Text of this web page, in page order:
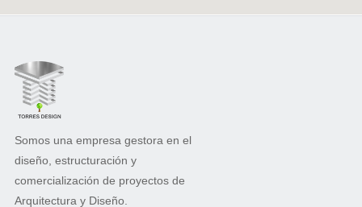
Somos una empresa gestora en el
diseño, estructuración y
comercialización de proyectos de
Arquitectura y Diseño.